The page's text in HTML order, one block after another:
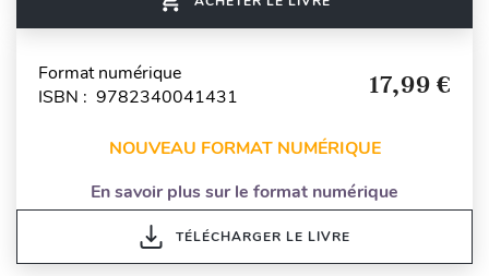
Format numérique
ISBN : 9782340041431
17,99 €
NOUVEAU FORMAT NUMÉRIQUE
En savoir plus sur le format numérique
TÉLÉCHARGER LE LIVRE